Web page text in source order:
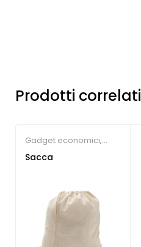
Prodotti correlati
Gadget economici,
Società Sportive
Sacca